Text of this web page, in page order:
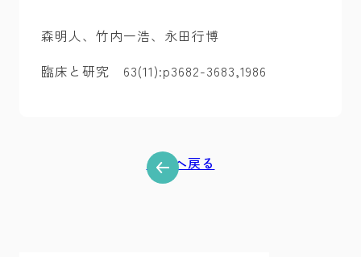
森明人、竹内一浩、永田行博
臨床と研究 63(11):p3682-3683,1986
一覧へ戻る